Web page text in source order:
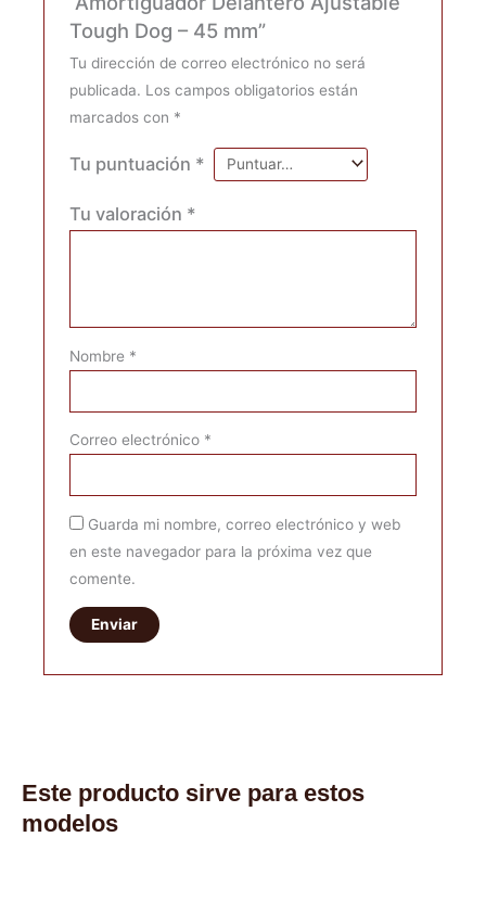
Tough Dog – 45 mm”
Tu dirección de correo electrónico no será
publicada. Los campos obligatorios están
marcados con *
Tu puntuación *
Tu valoración *
Nombre *
Correo electrónico *
Guarda mi nombre, correo electrónico y web
en este navegador para la próxima vez que
comente.
Este producto sirve para estos
modelos